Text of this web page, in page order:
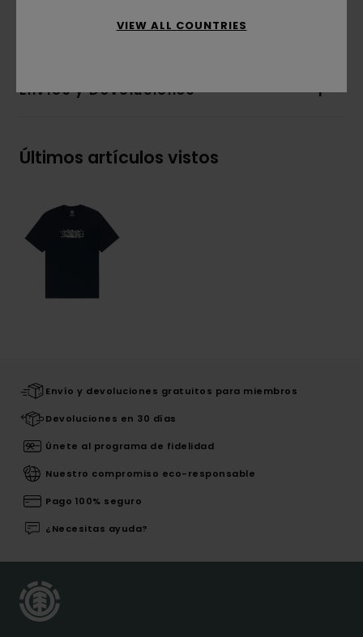
Envíos y Devoluciones
Últimos artículos vistos
Envío y devoluciones gratuitos para miembros
Devoluciones en 30 días
Únete al programa de fidelidad
Nuestro compromiso eco-responsable
Pago 100% seguro
¿Necesitas ayuda?
VIEW ALL COUNTRIES